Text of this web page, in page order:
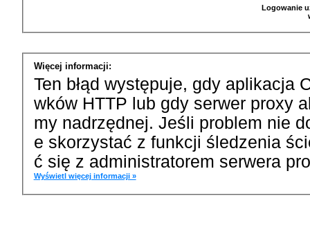
Logowanie
Więcej informacji:
Ten błąd występuje, gdy aplikacja
wków HTTP lub gdy serwer proxy
my nadrzędnej. Jeśli problem nie
e skorzystać z funkcji śledzenia
ć się z administratorem serwera
Wyświetl więcej informacji »